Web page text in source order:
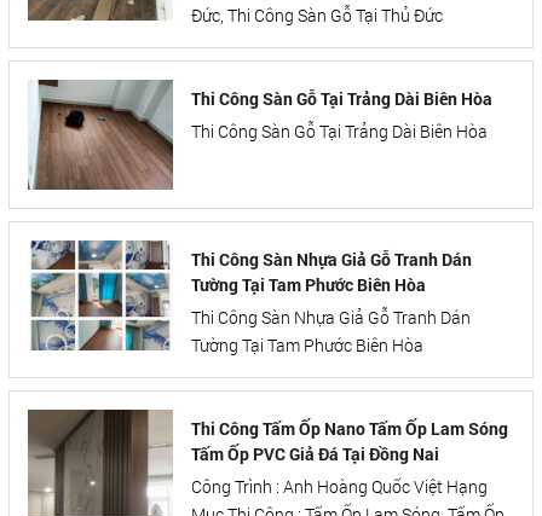
Đức, Thi Công Sàn Gỗ Tại Thủ Đức
Thi Công Sàn Gỗ Tại Trảng Dài Biên Hòa
Thi Công Sàn Gỗ Tại Trảng Dài Biên Hòa
Thi Công Sàn Nhựa Giả Gỗ Tranh Dán
Tường Tại Tam Phước Biên Hòa
Thi Công Sàn Nhựa Giả Gỗ Tranh Dán
Tường Tại Tam Phước Biên Hòa
Thi Công Tấm Ốp Nano Tấm Ốp Lam Sóng
Tấm Ốp PVC Giả Đá Tại Đồng Nai
Công Trình : Anh Hoàng Quốc Việt Hạng